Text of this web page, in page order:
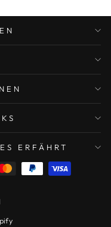
ERFÄHRT